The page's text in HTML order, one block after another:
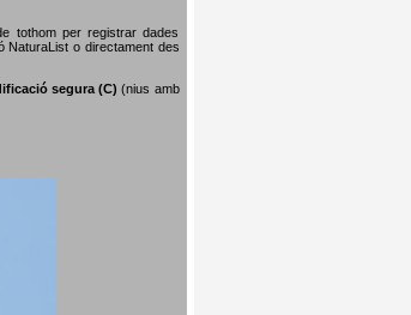
tothom per registrar dades
NaturaList o directament des
segura (C) (nius amb